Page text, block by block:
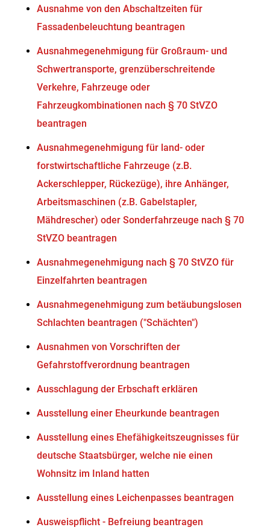
Ausnahme von den Abschaltzeiten für
Fassadenbeleuchtung beantragen
Ausnahmegenehmigung für Großraum- und
Schwertransporte, grenzüberschreitende
Verkehre, Fahrzeuge oder
Fahrzeugkombinationen nach § 70 StVZO
beantragen
Ausnahmegenehmigung für land- oder
forstwirtschaftliche Fahrzeuge (z.B.
Ackerschlepper, Rückezüge), ihre Anhänger,
Arbeitsmaschinen (z.B. Gabelstapler,
Mähdrescher) oder Sonderfahrzeuge nach § 70
StVZO beantragen
Ausnahmegenehmigung nach § 70 StVZO für
Einzelfahrten beantragen
Ausnahmegenehmigung zum betäubungslosen
Schlachten beantragen ("Schächten")
Ausnahmen von Vorschriften der
Gefahrstoffverordnung beantragen
Ausschlagung der Erbschaft erklären
Ausstellung einer Eheurkunde beantragen
Ausstellung eines Ehefähigkeitszeugnisses für
deutsche Staatsbürger, welche nie einen
Wohnsitz im Inland hatten
Ausstellung eines Leichenpasses beantragen
Ausweispflicht - Befreiung beantragen